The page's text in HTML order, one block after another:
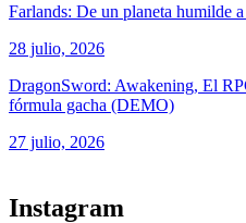
Farlands: De un planeta humilde a
28 julio, 2026
DragonSword: Awakening, El
fórmula gacha (DEMO)
27 julio, 2026
Instagram